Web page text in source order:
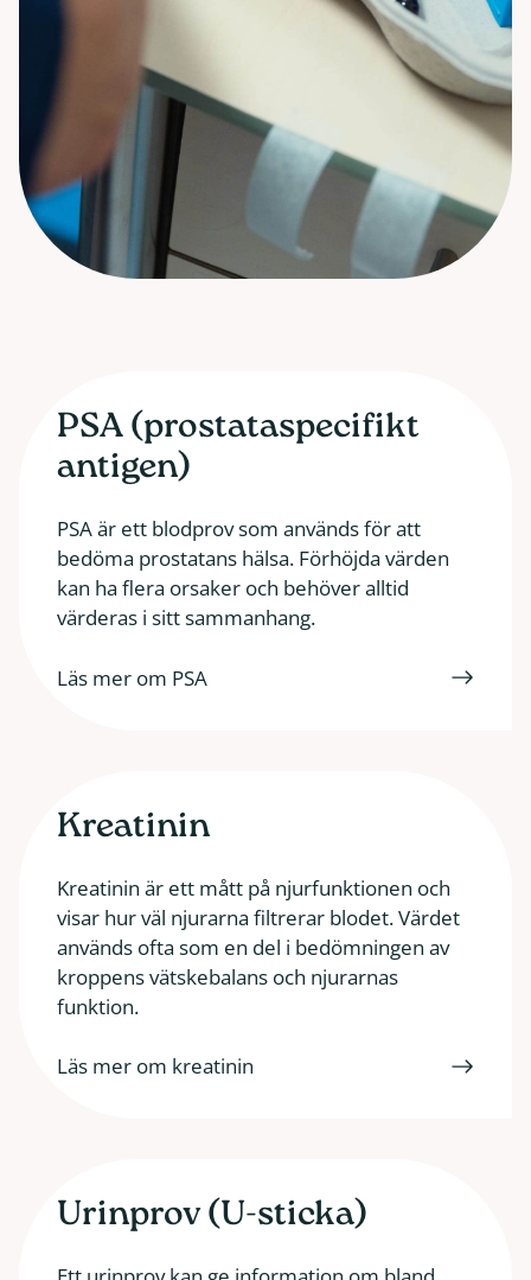
PSA (prostataspecifikt
antigen)
PSA är ett blodprov som används för att
bedöma prostatans hälsa. Förhöjda värden
kan ha flera orsaker och behöver alltid
värderas i sitt sammanhang.
Läs mer om PSA
Kreatinin
Kreatinin är ett mått på njurfunktionen och
visar hur väl njurarna filtrerar blodet. Värdet
används ofta som en del i bedömningen av
kroppens vätskebalans och njurarnas
funktion.
Läs mer om kreatinin
Urinprov (U-sticka)